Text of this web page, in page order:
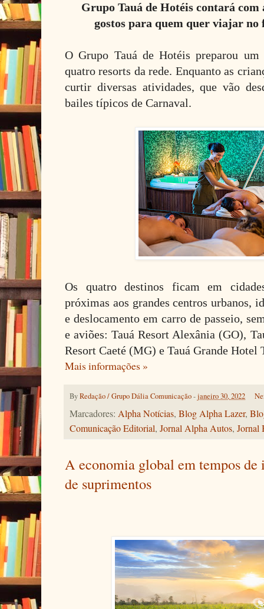
Grupo Tauá de Hotéis contará com
gostos para quem quer viajar no
O Grupo Tauá de Hotéis preparou um
quatro resorts da rede. Enquanto as
curtir diversas atividades, que vão
bailes típicos de Carnaval.
Os quatro destinos ficam em
próximas aos grandes centros urbanos,
e deslocamento em carro de passeio,
e aviões: Tauá Resort Alexânia (GO),
Resort Caeté (MG) e Tauá Grande Hotel
Mais informações »
ByRedação / Grupo Dália Comunicação-janeiro 30, 2022
Marcadores: Alpha Notícias, Blog Alpha Lazer,
Comunicação Editorial, Jornal Alpha Autos, Jornal
A economia global em tempos de
de suprimentos